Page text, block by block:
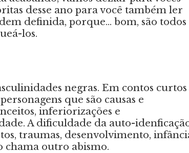
desse ano para você também ler
definida, porque… bom, são todos
los.
negras. Em contos curtos
que são causas e
inferiorizações e
A dificuldade da auto-
traumas, desenvolvimento,
outro abismo.